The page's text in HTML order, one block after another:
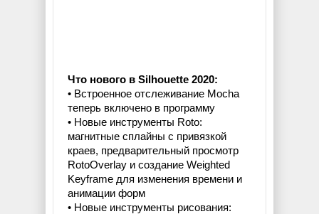
Что нового в Silhouette 2020:
• Встроенное отслеживание Mocha
теперь включено в программу
• Новые инструменты Roto:
магнитные сплайны с привязкой
краев, предварительный просмотр
RotoOverlay и создание Weighted
Keyframe для изменения времени и
анимации форм
• Новые инструменты рисования: